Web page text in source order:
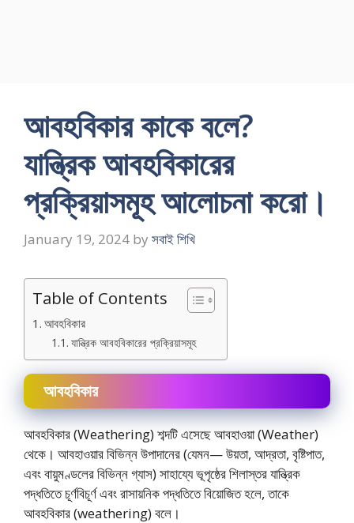
আবহবিকার কাকে বলে?
যান্ত্রিক আবহবিকারের
প্রক্রিয়াসমূহ আলােচনা করাে।
January 19, 2024 by সবাই শিখি
Table of Contents
আবহবিকার
যান্ত্রিক আবহবিকারের প্রক্রিয়াসমূহ
আবহবিকার
আবহবিকার (Weathering) শব্দটি এসেছে আবহাওয়া (Weather)
থেকে। আবহাওয়ার বিভিন্ন উপাদানের (যেমন— উয়তা, আদ্রতা, বৃষ্টিপাত,
এবং বায়ুমণ্ডলের বিভিন্ন গ্যাস) সাহায্যে ভূপৃষ্ঠের শিলাস্তর যান্ত্রিক
পদ্ধতিতে চূর্ণবিচূর্ণ এবং রাসায়নিক পদ্ধতিতে বিয়ােজিত হলে, তাকে
আবহবিকার (weathering) বলে।